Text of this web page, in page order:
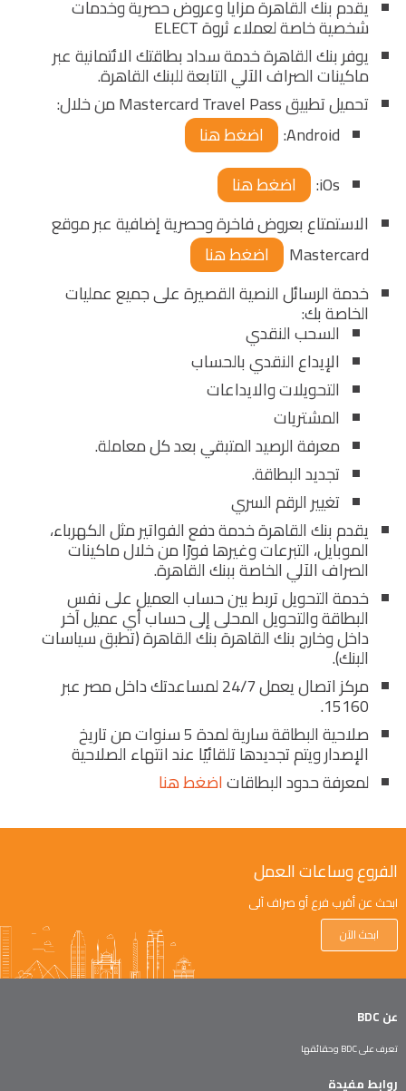
يقدم بنك القاهرة مزايا وعروض حصرية وخدمات
شخصية خاصة لعملاء ثروة ELECT
يوفر بنك القاهرة خدمة سداد بطاقتك الائتمانية عبر
ماكينات الصراف الآلي التابعة للبنك القاهرة.
تحميل تطبيق Mastercard Travel Pass من خلال:
Android:
اضغط هنا
iOs:
اضغط هنا
الاستمتاع بعروض فاخرة وحصرية إضافية عبر موقع
Mastercard
اضغط هنا
خدمة الرسائل النصية القصيرة على جميع عمليات
الخاصة بك:
السحب النقدي
الإيداع النقدي بالحساب
التحويلات والايداعات
المشتريات
معرفة الرصيد المتبقي بعد كل معاملة.
تجديد البطاقة.
تغيير الرقم السري
يقدم بنك القاهرة خدمة دفع الفواتير مثل الكهرباء،
الموبايل، التبرعات وغيرها فورًا من خلال ماكينات
الصراف الآلي الخاصة ببنك القاهرة.
خدمة التحويل تربط بين حساب العميل على نفس
البطاقة والتحويل المحلى إلى حساب أي عميل آخر
داخل وخارج بنك القاهرة بنك القاهرة (تطبق سياسات
البنك).
مركز اتصال يعمل 24/7 لمساعدتك داخل مصر عبر
15160.
صلاحية البطاقة سارية لمدة 5 سنوات من تاريخ
الإصدار ويتم تجديدها تلقائيًا عند انتهاء الصلاحية
لمعرفة حدود البطاقاتاضغط هنا
الفروع وساعات العمل
ابحث عن أقرب فرع أو صراف آلي
ابحث الآن
عن BDC
تعرف على BDC وحقائقها
روابط مفيدة